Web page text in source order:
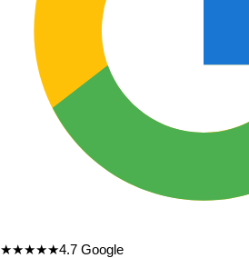
★★★★★4.7 Google